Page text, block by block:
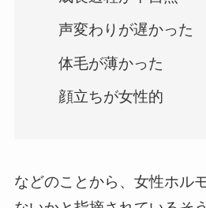
声変わりが遅かった
体毛が薄かった
顔立ちが女性的
などのことから、女性ホル